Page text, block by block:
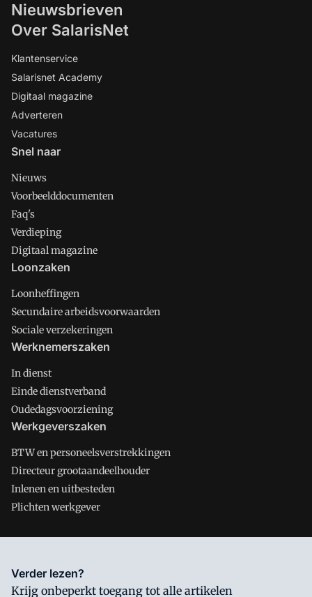
Nieuwsbrieven
Over SalarisNet
Klantenservice
Salarisnet Academy
Digitaal magazine
Adverteren
Vacatures
Snel naar
Nieuws
Voorbeelddocumenten
Faq's
Verdieping
Digitaal magazine
Loonzaken
Loonheffingen
Secundaire arbeidsvoorwaarden
Sociale verzekeringen
Werknemerszaken
In dienst
Einde dienstverband
Oudedagsvoorziening
Werkgeverszaken
BTW en personeelsverstrekkingen
Directeur grootaandeelhouder
Inlenen en uitbesteden
Plichten werkgever
Salarisnet is onderdeel van VMN media. Lees in
waar VMN media voor staat. Op gebruik van deze site zijn de
Verder lezen?
Krijg onbeperkt toegang tot alle artikelen